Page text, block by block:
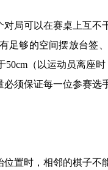
局可以在赛桌上互不
足够的空间摆放台签
（以运动员离座时
须保证每一位参赛选
置时，相邻的棋子不